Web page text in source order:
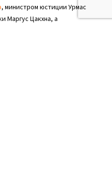
, министром юстиции Урмас
Маргус Цакхна, а